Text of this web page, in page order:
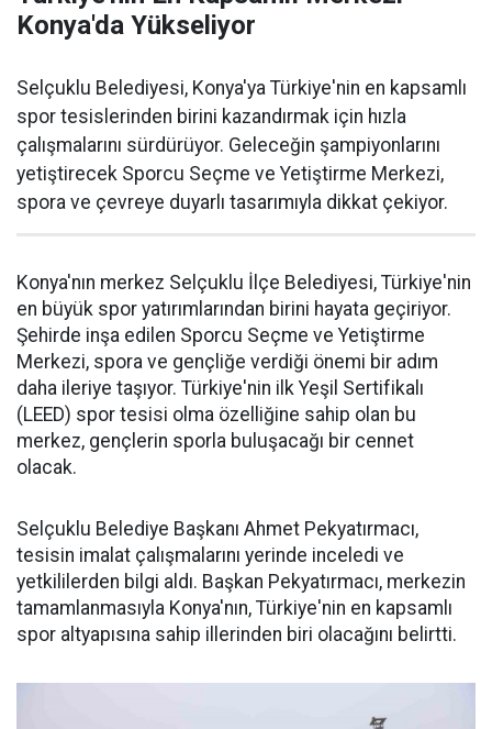
Konya'da Yükseliyor
Selçuklu Belediyesi, Konya'ya Türkiye'nin en kapsamlı
spor tesislerinden birini kazandırmak için hızla
çalışmalarını sürdürüyor. Geleceğin şampiyonlarını
yetiştirecek Sporcu Seçme ve Yetiştirme Merkezi,
spora ve çevreye duyarlı tasarımıyla dikkat çekiyor.
Konya'nın merkez Selçuklu İlçe Belediyesi, Türkiye'nin
en büyük spor yatırımlarından birini hayata geçiriyor.
Şehirde inşa edilen Sporcu Seçme ve Yetiştirme
Merkezi, spora ve gençliğe verdiği önemi bir adım
daha ileriye taşıyor. Türkiye'nin ilk Yeşil Sertifikalı
(LEED) spor tesisi olma özelliğine sahip olan bu
merkez, gençlerin sporla buluşacağı bir cennet
olacak.
Selçuklu Belediye Başkanı Ahmet Pekyatırmacı,
tesisin imalat çalışmalarını yerinde inceledi ve
yetkililerden bilgi aldı. Başkan Pekyatırmacı, merkezin
tamamlanmasıyla Konya'nın, Türkiye'nin en kapsamlı
spor altyapısına sahip illerinden biri olacağını belirtti.